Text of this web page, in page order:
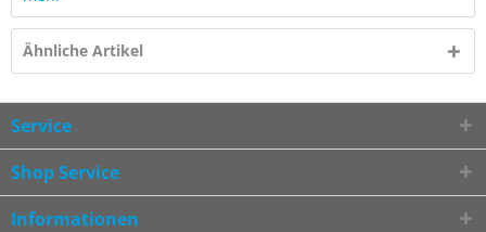
Ähnliche Artikel
Service
Shop Service
Informationen